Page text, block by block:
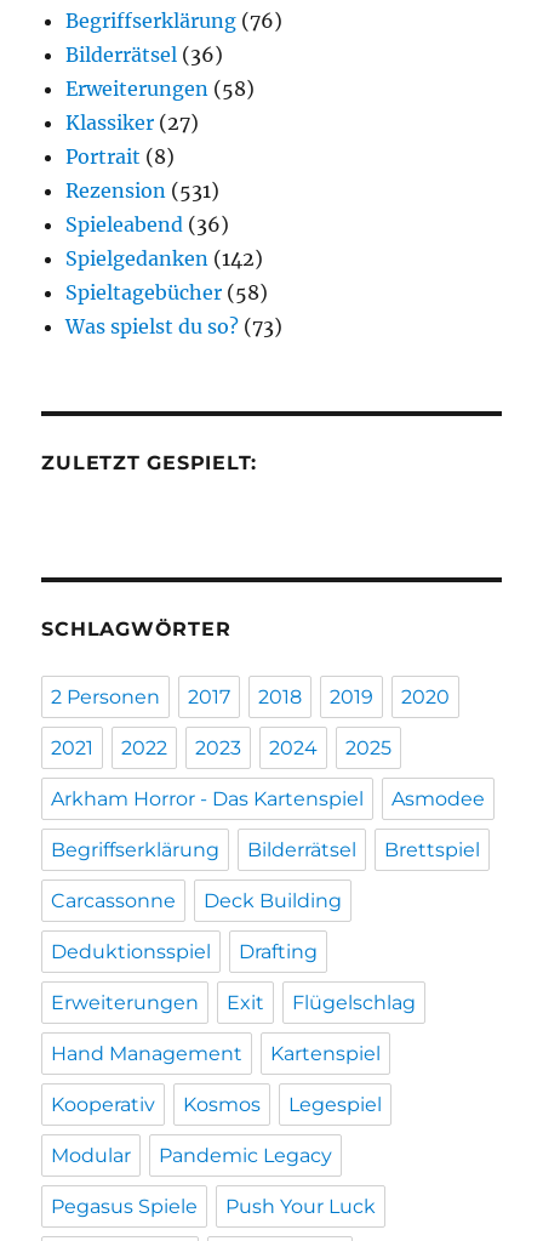
Begriffserklärung (76)
Bilderrätsel (36)
Erweiterungen (58)
Klassiker (27)
Portrait (8)
Rezension (531)
Spieleabend (36)
Spielgedanken (142)
Spieltagebücher (58)
Was spielst du so? (73)
ZULETZT GESPIELT:
SCHLAGWÖRTER
2 Personen 2017 2018 2019 2020
2021 2022 2023 2024 2025
Arkham Horror - Das Kartenspiel Asmodee
Begriffserklärung Bilderrätsel Brettspiel
Carcassonne Deck Building
Deduktionsspiel Drafting
Erweiterungen Exit Flügelschlag
Hand Management Kartenspiel
Kooperativ Kosmos Legespiel
Modular Pandemic Legacy
Pegasus Spiele Push Your Luck